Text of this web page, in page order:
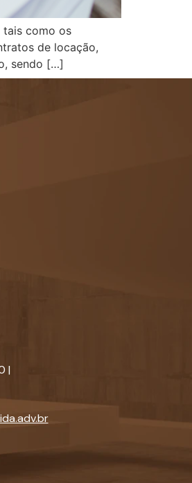
tais como os
de locação,
sendo […]
|